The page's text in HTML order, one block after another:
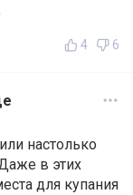
4 6
настолько
в этих
для купания